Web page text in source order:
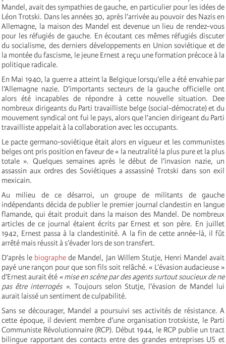
Mandel, avait des sympathies de gauche, en particulier pour les idées de
Léon Trotski. Dans les années 30, après l’arrivée au pouvoir des Nazis en
Allemagne, la maison des Mandel est devenue un lieu de rendez-vous
pour les réfugiés de gauche. En écoutant ces mêmes réfugiés discuter
du socialisme, des derniers développements en Union soviétique et de
la montée du fascisme, le jeune Ernest a reçu une formation précoce à la
politique radicale.
En Mai 1940, la guerre a atteint la Belgique lorsqu’elle a été envahie par
l’Allemagne nazie. D’importants secteurs de la gauche officielle ont
alors été incapables de répondre à cette nouvelle situation. Dee
nombreux dirigeants du Parti travailliste belge (social-démocrate) et du
mouvement syndical ont fui le pays, alors que l’ancien dirigeant du Parti
travailliste appelait à la collaboration avec les occupants.
Le pacte germano-soviétique était alors en vigueur et les communistes
belges ont pris position en faveur de « la neutralité la plus pure et la plus
totale ». Quelques semaines après le début de l’invasion nazie, un
assassin aux ordres des Soviétiques a assassiné Trotski dans son exil
mexicain.
Au milieu de ce désarroi, un groupe de militants de gauche
indépendants décida de publier le premier journal clandestin en langue
flamande, qui était produit dans la maison des Mandel. De nombreux
articles de ce journal étaient écrits par Ernest et son père. En juillet
1942, Ernest passa à la clandestinité. A la fin de cette année-là, il fût
arrêté mais réussit à s’évader lors de son transfert.
D’après le biographe de Mandel, Jan Willem Stutje, Henri Mandel avait
payé une rançon pour que son fils soit relâché. « L’évasion audacieuse »
d’Ernest aurait été « mise en scène par des agents surtout soucieux de ne
pas être interrogés ». Toujours selon Stutje, l’évasion de Mandel lui
aurait laissé un sentiment de culpabilité.
Sans se décourager, Mandel a poursuivi ses activités de résistance. A
cette époque, il devient membre d’une organisation trotskiste, le Parti
Communiste Révolutionnaire (RCP). Début 1944, le RCP publie un tract
bilingue rapportant des contacts entre des grandes entreprises US et